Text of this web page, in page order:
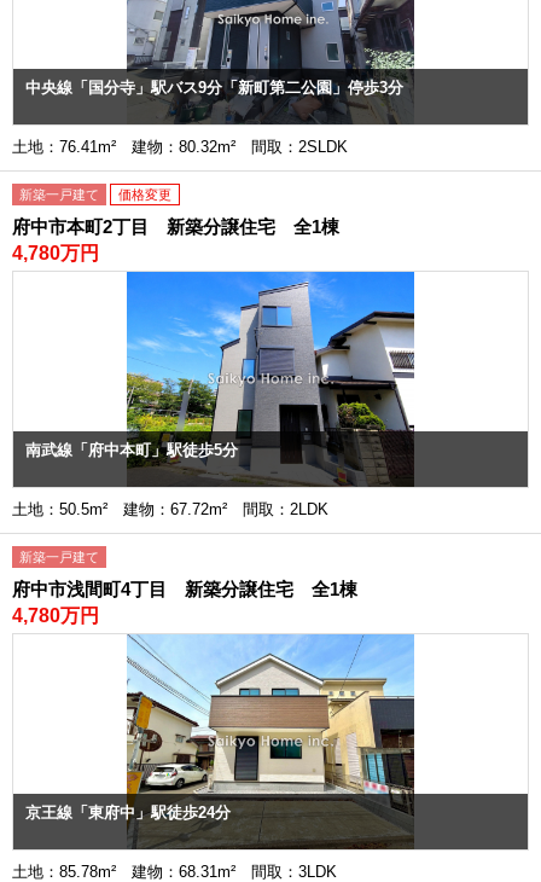
中央線「国分寺」駅バス9分「新町第二公園」停歩3分
土地：76.41m² 建物：80.32m² 間取：2SLDK
新築一戸建て 価格変更
府中市本町2丁目 新築分譲住宅 全1棟
4,780万円
南武線「府中本町」駅徒歩5分
土地：50.5m² 建物：67.72m² 間取：2LDK
新築一戸建て
府中市浅間町4丁目 新築分譲住宅 全1棟
4,780万円
京王線「東府中」駅徒歩24分
土地：85.78m² 建物：68.31m² 間取：3LDK